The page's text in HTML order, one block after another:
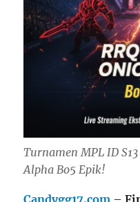
Turnamen MPL ID
Alpha Bo5 Epik!
Candygg17.com –